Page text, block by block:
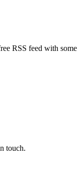
RSS feed with some
touch.